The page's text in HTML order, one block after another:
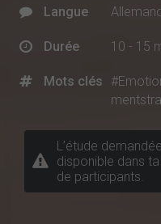
Langue
Durée 10 - 15
Mots clés
L’étude
disponible dans
de participants.